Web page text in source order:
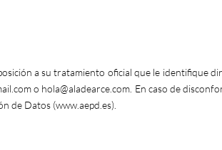
a su tratamiento oficial que le identifique
o hola@aladearce.com . En caso de
de Datos (www.aepd.es).